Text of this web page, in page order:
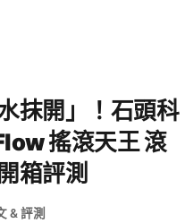
抹開」！石頭科
搖滾天王 滾
箱評測
& 評測